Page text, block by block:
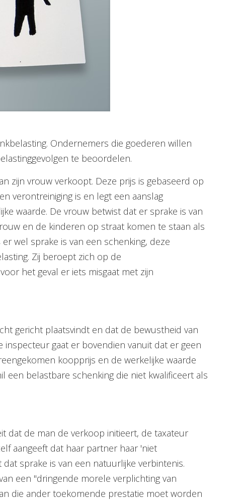
Ondernemers die goederen willen
te beoordelen.
zijn vrouw verkoopt. Deze prijs is gebaseerd op
verontreiniging is en legt een aanslag
waarde. De vrouw betwist dat er sprake is van
en de kinderen op straat komen te staan als
wel sprake is van een schenking, deze
Zij beroept zich op de
het geval er iets misgaat met zijn
gericht plaatsvindt en dat de bewustheid van
gaat er bovendien vanuit dat er geen
koopprijs en de werkelijke waarde
een belastbare schenking die niet kwalificeert als
dat de man de verkoop initieert, de taxateur
aangeeft dat haar partner haar 'niet
sprake is van een natuurlijke verbintenis.
een "dringende morele verplichting van
die ander toekomende prestatie moet worden